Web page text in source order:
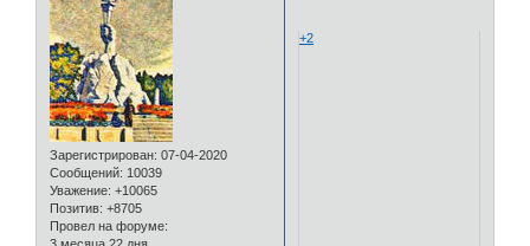
Зарегистрирован: 07-04-2020
Сообщений: 10039
Уважение: +10065
Позитив: +8705
Провел на форуме:
+2